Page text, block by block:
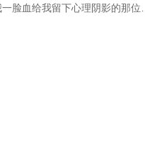
脸血给我留下心理阴影的那